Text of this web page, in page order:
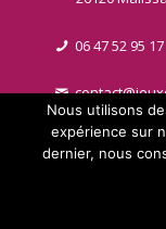
06 47 52 95 17
© 2021
Nous utilisons
expérience sur
dernier, nous